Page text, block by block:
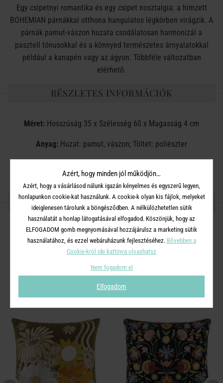
Egy csipetnyi romantika és egy csipet nosztalgia: a hímzett
BOHEMIAN párnákkal otthona hangulatos légkörben virágzik. A
párnák pamut-vászon huzata csodálatosan harmonizál a
pasztell tónusokkal és a könnyed természetes árnyalatokkal
például a kanapén vagy az ágyon. Többféle változatban
elérhető.
RÉSZLETES INFORMÁCIÓK
Méret: Hosszúság 35 x Szélesség 60 x Magasság 4 cm
Anyag: Huzat: pamut, vászon; Töltet: poliészter
OSZD MEG MÁSOKKAL!
A TERMÉKCSALÁD TOVÁBBI
TERMÉKEI
Azért, hogy minden jól működjön…
Azért, hogy a vásárlásod nálunk igazán kényelmes és egyszerű legyen,
honlapunkon cookie-kat használunk. A cookie-k olyan kis fájlok, melyeket
ideiglenesen tárolunk a böngésződben. A nélkülözhetetlen sütik
használatát a honlap látogatásával elfogadod. Köszönjük, hogy az
ELFOGADOM gomb megnyomásával hozzájárulsz a marketing sütik
használatához, és ezzel webáruházunk fejlesztéséhez. Bővebben a
Cookie-król ide kattinva olvashatsz
Nem fogadom el
Elfogadom